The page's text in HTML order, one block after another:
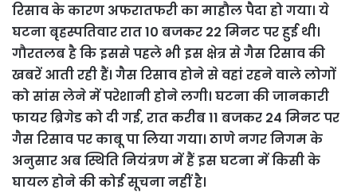
रिसाव के कारण अफरातफरी का माहौल पैदा हो गया। ये
घटना बृहस्पतिवार रात 10 बजकर 22 मिनट पर हुई थी।
गौरतलब है कि इससे पहले भी इस क्षेत्र से गैस रिसाव की
खबरें आती रही हैं। गैस रिसाव होने से वहां रहने वाले लोगों
को सांस लेने में परेशानी होने लगी। घटना की जानकारी
फायर ब्रिगेड को दी गई, रात करीब 11 बजकर 24 मिनट पर
गैस रिसाव पर काबू पा लिया गया। ठाणे नगर निगम के
अनुसार अब स्थिति नियंत्रण में हैं इस घटना में किसी के
घायल होने की कोई सूचना नहीं है।